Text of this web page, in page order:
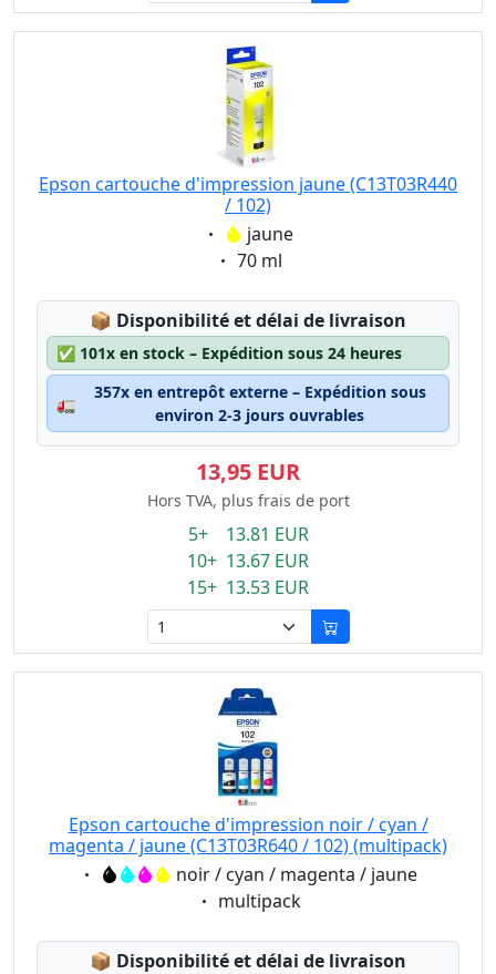
Epson cartouche d'impression jaune (C13T03R440
/ 102)
Eigenschaft:
jaune
Eigenschaft:
70 ml
📦 Lagerstatus:
Disponibilité et délai de livraison
✅ 101x en stock – Expédition sous 24 heures
🚛
357x en entrepôt externe – Expédition sous
environ 2-3 jours ouvrables
13,95 EUR
Hors TVA, plus frais de port
5+ 13.81 EUR
10+ 13.67 EUR
15+ 13.53 EUR
Epson cartouche d'impression noir / cyan /
magenta / jaune (C13T03R640 / 102) (multipack)
Eigenschaft:noir / cyan / magenta / jaune
Eigenschaft:
multipack
📦 Lagerstatus:
Disponibilité et délai de livraison